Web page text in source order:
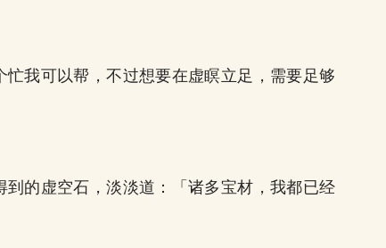
我可以帮，不过想要在虚瞑立足，需要足够
的虚空石，淡淡道：「诸多宝材，我都已经